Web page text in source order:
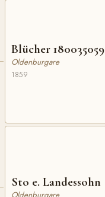
Blücher 180035059
Oldenburgare
1859
Sto e. Landessohn
Oldenburgare